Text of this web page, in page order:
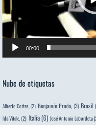
00:00
Nube de etiquetas
Alberto Cortez, (2) Benjamín Prado,(3) Brasil
Ida Vitale, (2) Italia (6) José Antonio Labordeta